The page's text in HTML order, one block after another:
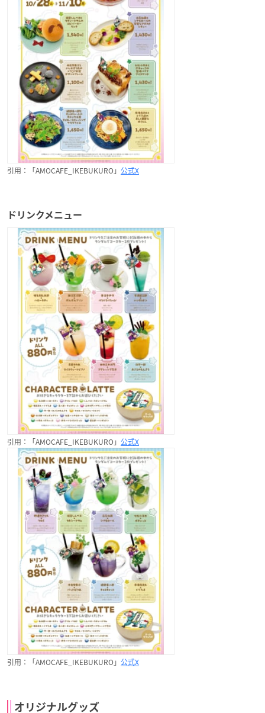
引用：「AMOCAFE_IKEBUKURO」 公式X
ドリンクメニュー
引用：「AMOCAFE_IKEBUKURO」 公式X
引用：「AMOCAFE_IKEBUKURO」 公式X
オリジナルグッズ